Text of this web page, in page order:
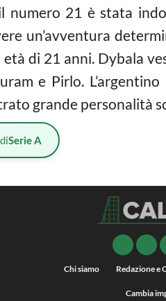
numero 21 è stata
un’avventura
di 21 anni. Dybala
e Pirlo.
grande personalità
Serie A
Chi siamo Redazione e
Cambia